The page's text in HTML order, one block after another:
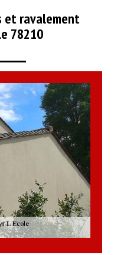
et ravalement
78210